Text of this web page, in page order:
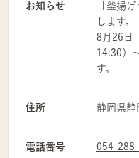
お知らせ
「釜揚
します。
8月26日
14:30）
す。
住所 静岡県静
電話番号 054-